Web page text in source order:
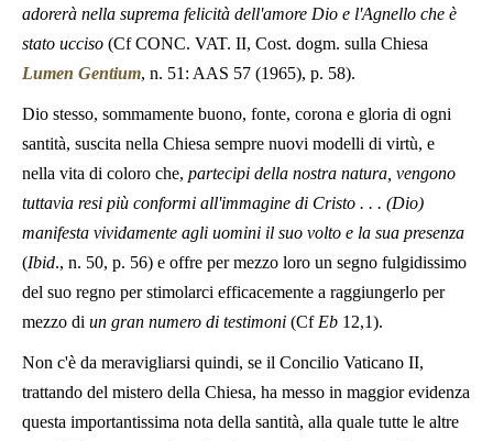
adorerà nella suprema felicità dell'amore Dio e l'Agnello che è
stato ucciso (Cf CONC. VAT. II, Cost. dogm. sulla Chiesa
Lumen Gentium, n. 51: AAS 57 (1965), p. 58).
Dio stesso, sommamente buono, fonte, corona e gloria di ogni
santità, suscita nella Chiesa sempre nuovi modelli di virtù, e
nella vita di coloro che, partecipi della nostra natura, vengono
tuttavia resi più conformi all'immagine di Cristo . . . (Dio)
manifesta vividamente agli uomini il suo volto e la sua presenza
(Ibid., n. 50, p. 56) e offre per mezzo loro un segno fulgidissimo
del suo regno per stimolarci efficacemente a raggiungerlo per
mezzo di un gran numero di testimoni (Cf Εb 12,1).
Non c'è da meravigliarsi quindi, se il Concilio Vaticano II,
trattando del mistero della Chiesa, ha messo in maggior evidenza
questa importantissima nota della santità, alla quale tutte le altre